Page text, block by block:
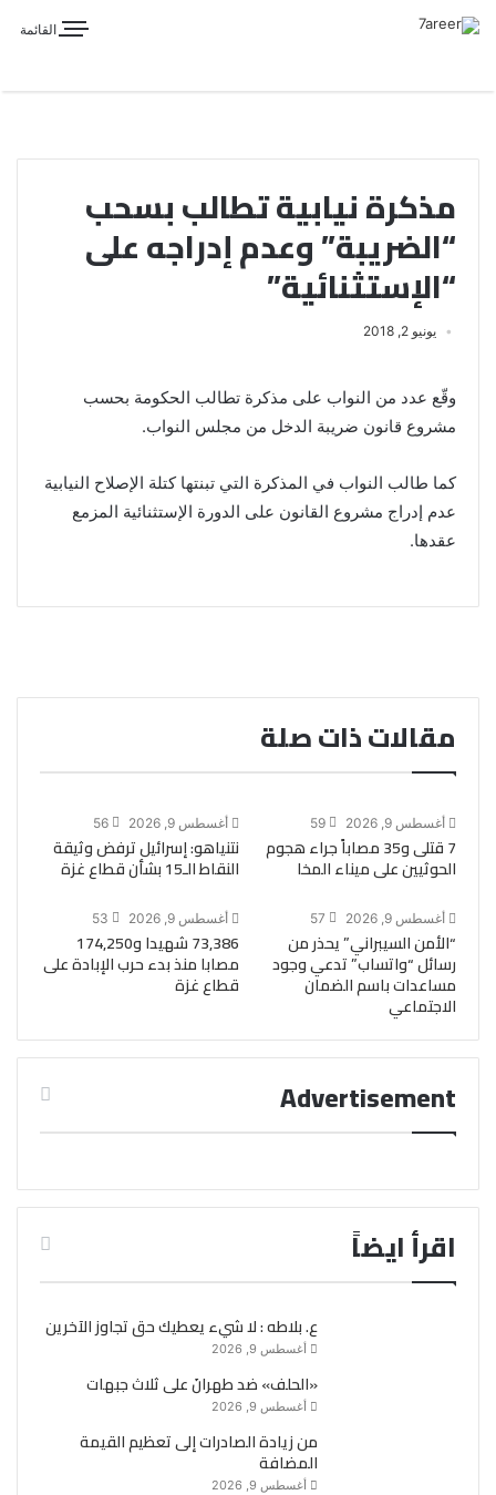
القائمة
مذكرة نيابية تطالب بسحب
“الضريبة” وعدم إدراجه على
“الإستثنائية”
يونيو 2, 2018
وقّع عدد من النواب على مذكرة تطالب الحكومة بحسب
مشروع قانون ضريبة الدخل من مجلس النواب.
كما طالب النواب في المذكرة التي تبنتها كتلة الإصلاح النيابية
عدم إدراج مشروع القانون على الدورة الإستثنائية المزمع
عقدها.
مقالات ذات صلة
أغسطس 9, 2026 59
7 قتلى و35 مصاباً جراء هجوم
الحوثيين على ميناء المخا
أغسطس 9, 2026 56
نتنياهو: إسرائيل ترفض وثيقة
النقاط الـ15 بشأن قطاع غزة
أغسطس 9, 2026 57
“الأمن السيبراني” يحذر من
رسائل “واتساب” تدعي وجود
مساعدات باسم الضمان
الاجتماعي
أغسطس 9, 2026 53
73,386 شهيدا و174,250
مصابا منذ بدء حرب الإبادة على
قطاع غزة
Advertisement
اقرأ ايضاً
ع. بلاطه : لا شيء يعطيك حق تجاوز الآخرين
أغسطس 9, 2026
«الحلف» ضد طهرانَ على ثلاث جبهات
أغسطس 9, 2026
من زيادة الصادرات إلى تعظيم القيمة
المضافة
أغسطس 9, 2026